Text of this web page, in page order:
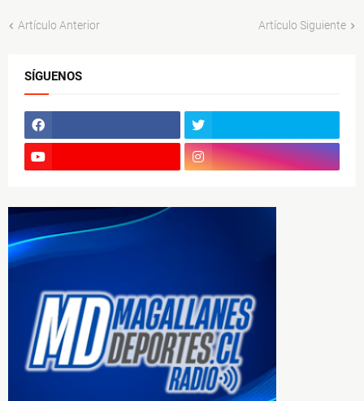
Artículo Anterior Artículo Siguiente
SÍGUENOS